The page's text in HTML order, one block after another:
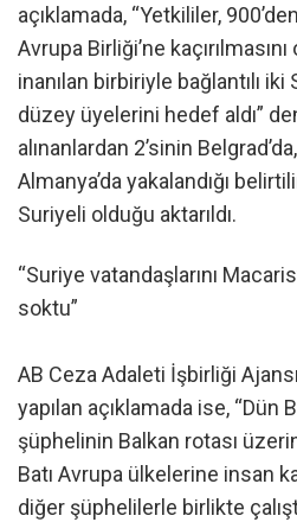
açıklamada, “Yetkililer,
Avrupa Birliği’ne
inanılan birbiriyle bağlantılı
düzey üyelerini hedef aldı”
alınanlardan 2’sinin
Almanya’da yakalandığı
Suriyeli olduğu aktarıldı.
“Suriye vatandaşlarını
soktu”
AB Ceza Adaleti İşbirliği
yapılan açıklamada ise, “Dün
şüphelinin Balkan rotası
Batı Avrupa ülkelerine insan
diğer şüphelilerle birlikte